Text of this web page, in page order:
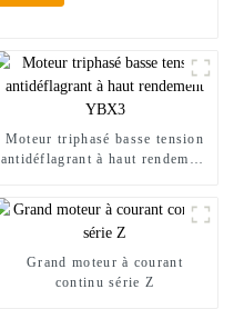
Moteur triphasé basse tension
antidéflagrant à haut rendement
Grand moteur à courant
continu série Z